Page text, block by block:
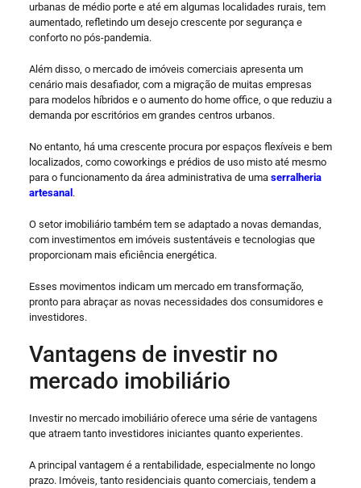
urbanas de médio porte e até em algumas localidades rurais, tem
aumentado, refletindo um desejo crescente por segurança e
conforto no pós-pandemia.
Além disso, o mercado de imóveis comerciais apresenta um
cenário mais desafiador, com a migração de muitas empresas
para modelos híbridos e o aumento do home office, o que reduziu a
demanda por escritórios em grandes centros urbanos.
No entanto, há uma crescente procura por espaços flexíveis e bem
localizados, como coworkings e prédios de uso misto até mesmo
para o funcionamento da área administrativa de uma serralheria
artesanal .
O setor imobiliário também tem se adaptado a novas demandas,
com investimentos em imóveis sustentáveis e tecnologias que
proporcionam mais eficiência energética.
Esses movimentos indicam um mercado em transformação,
pronto para abraçar as novas necessidades dos consumidores e
investidores.
Vantagens de investir no
mercado imobiliário
Investir no mercado imobiliário oferece uma série de vantagens
que atraem tanto investidores iniciantes quanto experientes.
A principal vantagem é a rentabilidade, especialmente no longo
prazo. Imóveis, tanto residenciais quanto comerciais, tendem a